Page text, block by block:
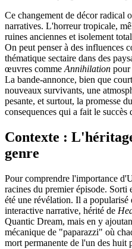
Ce changement de décor radical
narratives. L'horreur tropicale,
ruines anciennes et isolement
On peut penser à des influences
thématique sectaire dans des
œuvres commeAnnihilation pour
La bande-annonce, bien que
nouveaux survivants, une
pesante, et surtout, la promesse
consequences qui a fait le succès
Contexte :
genre
Pour comprendre l'importance
racines du premier épisode. Sorti
été une révélation. Il a
interactive narrative, hérité de
Quantic Dream, mais en y
mécanique de "paparazzi" où
mort permanente de l'un des huit